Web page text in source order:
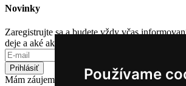
Používame
Novinky
Zaregistrujte sa a budete vždy včas
deje a aké akcie pre vás chystáme.
Prihlásiť
Mám záujem o odber noviniek a súhlasím so